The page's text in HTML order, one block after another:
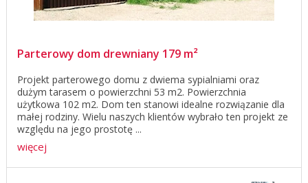
Parterowy dom drewniany 179 m²
Projekt parterowego domu z dwiema sypialniami oraz
dużym tarasem o powierzchni 53 m2. Powierzchnia
użytkowa 102 m2. Dom ten stanowi idealne rozwiązanie dla
małej rodziny. Wielu naszych klientów wybrało ten projekt ze
względu na jego prostotę ...
więcej